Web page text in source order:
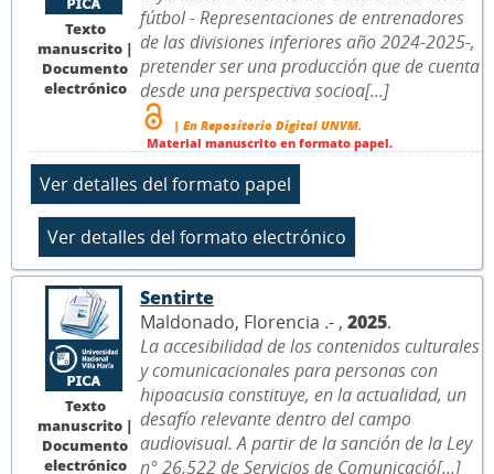
Texto
manuscrito |
Documento
electrónico
fútbol - Representaciones de entrenadores
de las divisiones inferiores año 2024-2025-,
pretender ser una producción que de cuenta
desde una perspectiva socioa[...]
| En Repositorio Digital UNVM.
Material manuscrito en formato papel.
Texto
manuscrito |
Documento
electrónico
Sentirte
Maldonado, Florencia .- , 2025.
La accesibilidad de los contenidos culturales
y comunicacionales para personas con
hipoacusia constituye, en la actualidad, un
desafío relevante dentro del campo
audiovisual. A partir de la sanción de la Ley
n° 26.522 de Servicios de Comunicació[...]